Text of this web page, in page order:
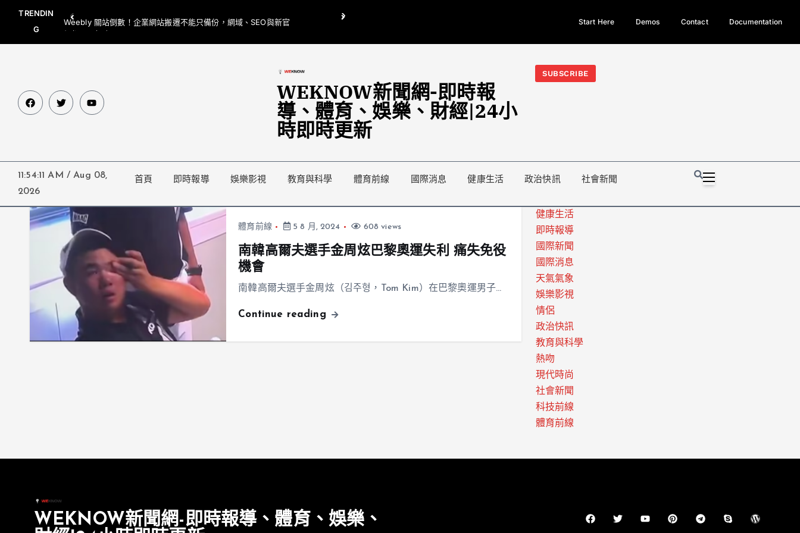
TRENDIN
G
Weebly 關站倒數！企業網站搬遷不能只備份，網域、SEO與新官
網都要一起處理
翁曉玲喊刪陸委會1295萬媒宣費惹議 梁文傑回「只能靠嘴巴」
今日熱門新聞TOP3｜西拉雅族正式成第17個原住民族、立院電競
光電場回
Start Here Demos Contact Documentation
WEKNOW新聞網-即時報
導、體育、娛樂、財經|24小
時即時更新
SUBSCRIBE
11:54:11 AM / Aug 08,
2026
首頁 即時報導 娛樂影視 教育與科學 體育前線 國際消息 健康生活 政治快訊 社會新聞
體育前線 5 8 月, 2024 608 views
南韓高爾夫選手金周炫巴黎奧運失利 痛失免役
機會
南韓高爾夫選手金周炫（김주형，Tom Kim）在巴黎奧運男子…
Continue reading
健康生活
即時報導
國際新聞
國際消息
天氣氣象
娛樂影視
情侶
政治快訊
教育與科學
熱吻
現代時尚
社會新聞
科技前線
體育前線
WEKNOW新聞網-即時報導、體育、娛樂、